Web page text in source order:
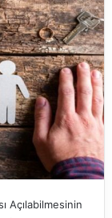
Açılabilmesinin